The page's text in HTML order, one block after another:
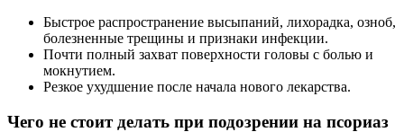
Быстрое распространение высыпаний, лихорадка, озноб,
болезненные трещины и признаки инфекции.
Почти полный захват поверхности головы с болью и
мокнутием.
Резкое ухудшение после начала нового лекарства.
Чего не стоит делать при подозрении на псориаз